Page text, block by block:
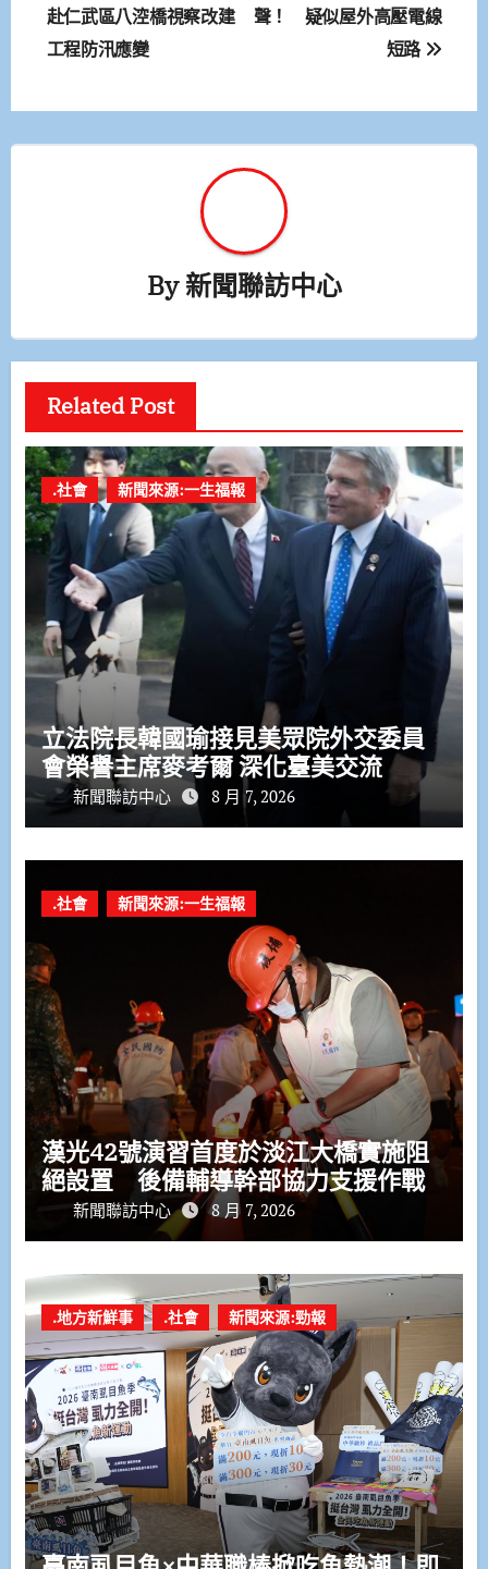
章
導
覽
赴仁武區八涳橋視察改建
工程防汛應變
聲！ 疑似屋外高壓電線
短路
By新聞聯訪中心
Related Post
.社會 新聞來源:一生福報
立法院長韓國瑜接見美眾院外交委員
會榮譽主席麥考爾 深化臺美交流
新聞聯訪中心 8 月 7, 2026
.社會 新聞來源:一生福報
漢光42號演習首度於淡江大橋實施阻
絕設置 後備輔導幹部協力支援作戰
新聞聯訪中心 8 月 7, 2026
.地方新鮮事 .社會 新聞來源:勁報